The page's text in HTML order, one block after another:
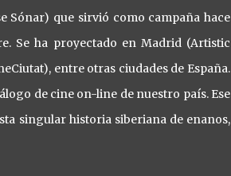
Sónar) que sirvió como campaña hace
Se ha proyectado en Madrid (Artistic
entre otras ciudades de España.
de cine on-line de nuestro país. Ese
singular historia siberiana de enanos,